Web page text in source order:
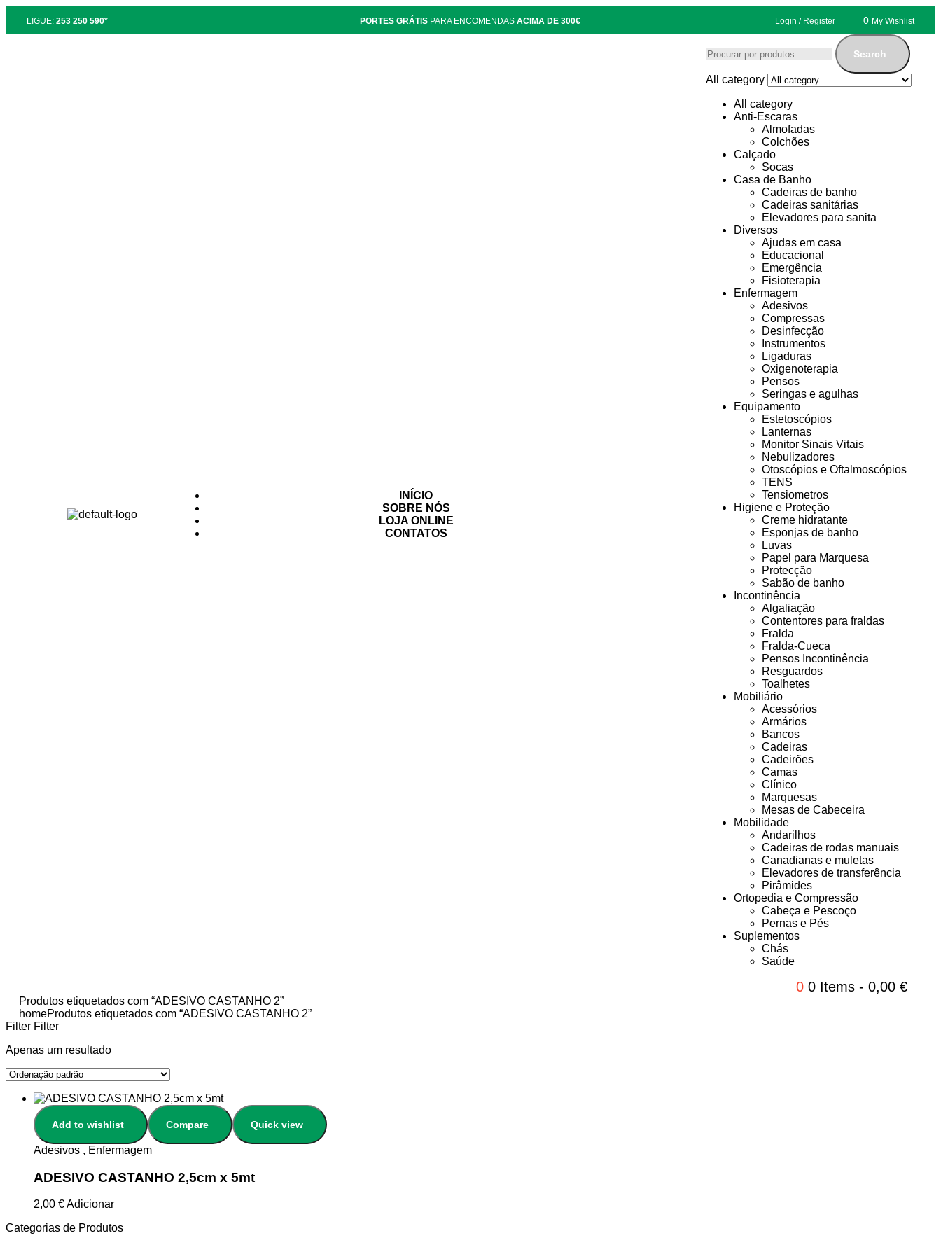
LIGUE: 253 250 590* PORTES GRÁTIS PARA ENCOMENDASACIMA DE 300€ Login / Register 0 My Wishlist
INÍCIO
SOBRE NÓS
LOJA ONLINE
CONTATOS
Search
All category
All category
Anti-Escaras
Almofadas
Colchões
Calçado
Socas
Casa de Banho
Cadeiras de banho
Cadeiras sanitárias
Elevadores para sanita
Diversos
Ajudas em casa
Educacional
Emergência
Fisioterapia
Enfermagem
Adesivos
Compressas
Desinfecção
Instrumentos
Ligaduras
Oxigenoterapia
Pensos
Seringas e agulhas
Equipamento
Estetoscópios
Lanternas
Monitor Sinais Vitais
Nebulizadores
Otoscópios e Oftalmoscópios
TENS
Tensiometros
Higiene e Proteção
Creme hidratante
Esponjas de banho
Luvas
Papel para Marquesa
Protecção
Sabão de banho
Incontinência
Algaliação
Contentores para fraldas
Fralda
Fralda-Cueca
Pensos Incontinência
Resguardos
Toalhetes
Mobiliário
Acessórios
Armários
Bancos
Cadeiras
Cadeirões
Camas
Clínico
Marquesas
Mesas de Cabeceira
Mobilidade
Andarilhos
Cadeiras de rodas manuais
Canadianas e muletas
Elevadores de transferência
Pirâmides
Ortopedia e Compressão
Cabeça e Pescoço
Pernas e Pés
Suplementos
Chás
Saúde
0 0 Items- 0,00 €
Produtos etiquetados com “ADESIVO CASTANHO 2”
homeProdutos etiquetados com “ADESIVO CASTANHO 2”
Filter Filter
Apenas um resultado
Add to wishlist Compare Quick view
Adesivos , Enfermagem
ADESIVO CASTANHO 2,5cm x 5mt
2,00 €Adicionar
Categorias de Produtos